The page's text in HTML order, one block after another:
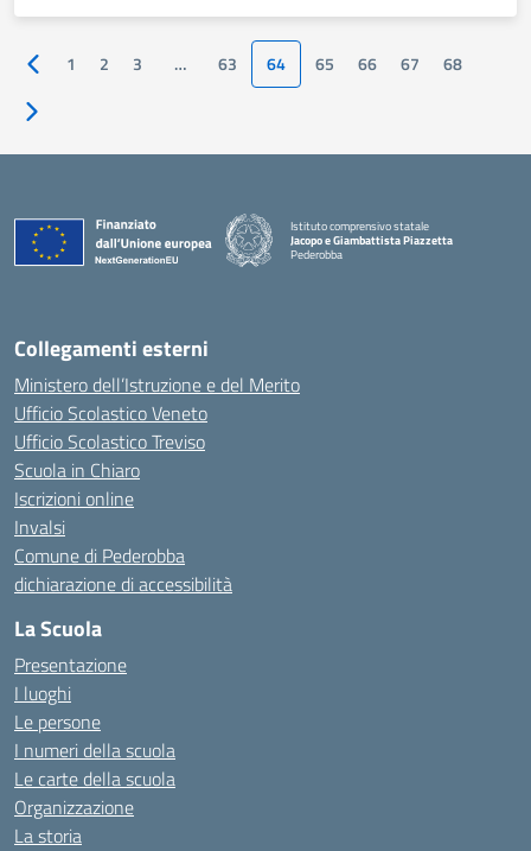
Pagina precedente
1 2 3 … 63 64 65 66 67 68
Pagina successiva
Istituto comprensivo statale
Jacopo e Giambattista Piazzetta
Pederobba
Collegamenti esterni
Ministero dell’Istruzione e del Merito
Ufficio Scolastico Veneto
Ufficio Scolastico Treviso
Scuola in Chiaro
Iscrizioni online
Invalsi
Comune di Pederobba
dichiarazione di accessibilità
La Scuola
Presentazione
I luoghi
Le persone
I numeri della scuola
Le carte della scuola
Organizzazione
La storia